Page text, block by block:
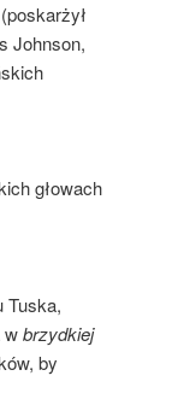
Johnson,
głowach
Tuska,
wbrzydkiej
by